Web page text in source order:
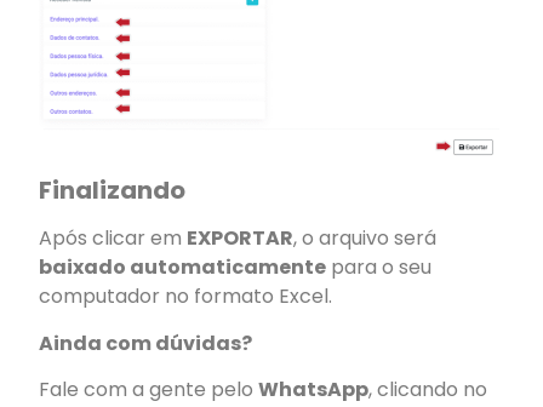
Finalizando
Após clicar em EXPORTAR, o arquivo será
baixado automaticamente para o seu
computador no formato Excel.
Ainda com dúvidas?
Fale com a gente pelo WhatsApp, clicando no